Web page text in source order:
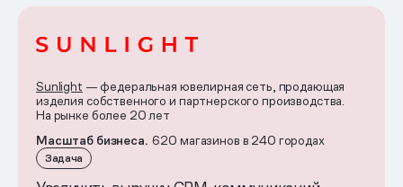
Sunlight — федеральная ювелирная сеть, продающая
изделия собственного и партнерского производства.
На рынке более 20 лет
Масштаб бизнеса.620 магазинов в 240 городах
Задача